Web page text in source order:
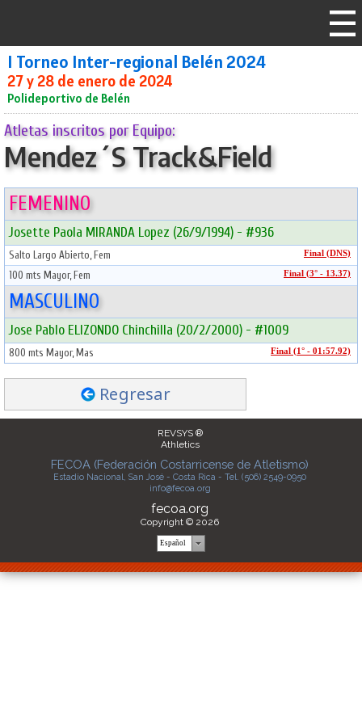
I Torneo Inter-regional Belén 2024
27 y 28 de enero de 2024
Polideportivo de Belén
Atletas inscritos por Equipo:
Mendez´S Track&Field
FEMENINO
Josette Paola MIRANDA Lopez (26/9/1994) - #936
Salto Largo Abierto, Fem Final (DNS)
100 mts Mayor, Fem Final (3° - 13.37)
MASCULINO
Jose Pablo ELIZONDO Chinchilla (20/2/2000) - #1009
800 mts Mayor, Mas Final (1° - 01:57.92)
Regresar
REVSYS ®
Athletics
FECOA (Federación Costarricense de Atletismo)
Estadio Nacional, San José - Costa Rica - Tel. (506) 2549-0950
info@fecoa.org
fecoa.org
Copyright © 2026